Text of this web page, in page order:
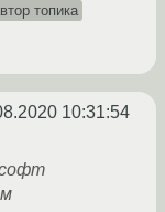
топика
10:31:54